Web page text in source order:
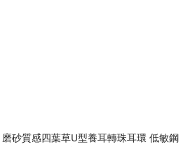
砂質感四葉草U型養耳轉珠耳環 低敏鋼